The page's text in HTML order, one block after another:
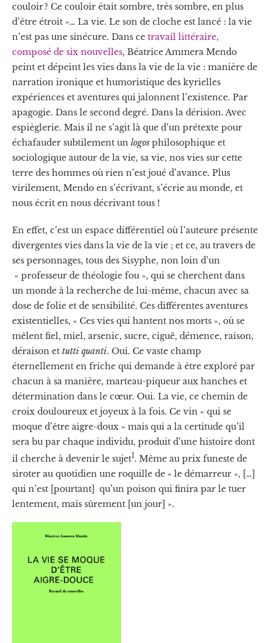
couloir ? Ce couloir était sombre, très sombre, en plus
d’être étroit »… La vie. Le son de cloche est lancé : la vie
n’est pas une sinécure. Dans ce travail littéraire,
composé de six nouvelles, Béatrice Ammera Mendo
peint et dépeint les vies dans la vie de la vie : manière de
narration ironique et humoristique des kyrielles
expériences et aventures qui jalonnent l’existence. Par
apagogie. Dans le second degré. Dans la dérision. Avec
espièglerie. Mais il ne s’agit là que d’un prétexte pour
échafauder subtilement un logos philosophique et
sociologique autour de la vie, sa vie, nos vies sur cette
terre des hommes où rien n’est joué d’avance. Plus
virilement, Mendo en s’écrivant, s’écrie au monde, et
nous écrit en nous décrivant tous !
En effet, c’est un espace différentiel où l’auteure présente
divergentes vies dans la vie de la vie ; et ce, au travers de
ses personnages, tous des Sisyphe, non loin d’un
« professeur de théologie fou », qui se cherchent dans
un monde à la recherche de lui-même, chacun avec sa
dose de folie et de sensibilité. Ces différentes aventures
existentielles, « Ces vies qui hantent nos morts », où se
mêlent fiel, miel, arsenic, sucre, ciguë, démence, raison,
déraison et tutti quanti. Oui. Ce vaste champ
éternellement en friche qui demande à être exploré par
chacun à sa manière, marteau-piqueur aux hanches et
détermination dans le cœur. Oui. La vie, ce chemin de
croix douloureux et joyeux à la fois. Ce vin « qui se
moque d’être aigre-doux » mais qui a la certitude qu’il
sera bu par chaque individu, produit d’une histoire dont
il cherche à devenir le sujet1. Même au prix funeste de
siroter au quotidien une roquille de « le démarreur », […]
qui n’est [pourtant] qu’un poison qui finira par le tuer
lentement, mais sûrement [un jour] ».